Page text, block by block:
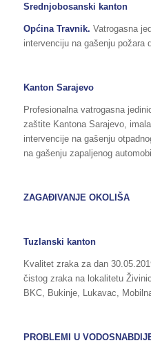
Srednjobosanski kanton
Općina Travnik. Vatrogasna
intervenciju na gašenju požara
Kanton Sarajevo
Profesionalna vatrogasna
zaštite Kantona Sarajevo,
intervencije na gašenju
na gašenju zapaljenog
ZAGAĐIVANJE OKOLIŠA
Tuzlanski kanton
Kvalitet zraka za dan
čistog zraka na lokalitetu
BKC, Bukinje, Lukavac,
PROBLEMI U